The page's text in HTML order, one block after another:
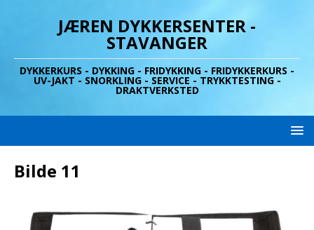
JÆREN DYKKERSENTER -
STAVANGER
DYKKERKURS - DYKKING - FRIDYKKING - FRIDYKKERKURS -
UV-JAKT - SNORKLING - SERVICE - TRYKKTESTING -
DRAKTVERKSTED
Bilde 11